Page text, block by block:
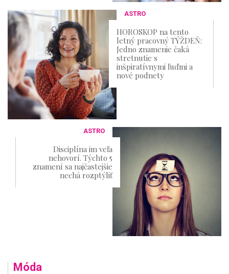
ASTRO
HOROSKOP na tento
letný pracovný TÝŽDEŇ:
Jedno znamenie čaká
stretnutie s
inšpiratívnymi ľuďmi a
nové podnety
ASTRO
Disciplína im veľa
nehovorí. Týchto 5
znamení sa najčastejšie
nechá rozptýliť
Móda